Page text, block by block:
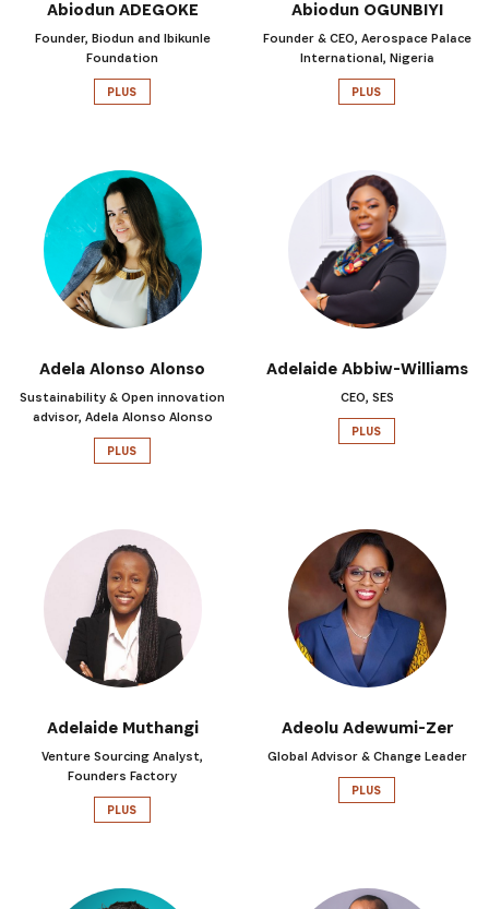
Abiodun ADEGOKE
Founder, Biodun and Ibikunle
Foundation
PLUS
Abiodun OGUNBIYI
Founder & CEO, Aerospace Palace
International, Nigeria
PLUS
Adela Alonso Alonso
Sustainability & Open innovation
advisor, Adela Alonso Alonso
PLUS
Adelaide Abbiw-Williams
CEO, SES
PLUS
Adelaide Muthangi
Venture Sourcing Analyst,
Founders Factory
PLUS
Adeolu Adewumi-Zer
Global Advisor & Change Leader
PLUS